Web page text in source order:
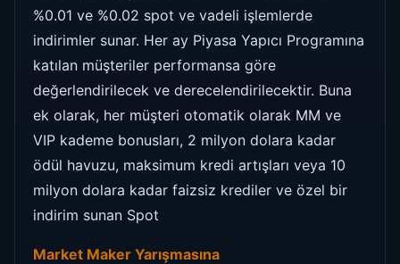
%0.01 ve %0.02 spot ve vadeli işlemlerde
indirimler sunar. Her ay Piyasa Yapıcı Programına
katılan müşteriler performansa göre
değerlendirilecek ve derecelendirilecektir. Buna
ek olarak, her müşteri otomatik olarak MM ve
VIP kademe bonusları, 2 milyon dolara kadar
ödül havuzu, maksimum kredi artışları veya 10
milyon dolara kadar faizsiz krediler ve özel bir
indirim sunan Spot
Market Maker Yarışmasına